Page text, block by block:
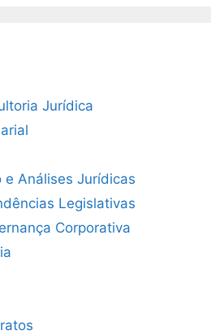
Jurídica
Análises Jurídicas
Legislativas
Corporativa